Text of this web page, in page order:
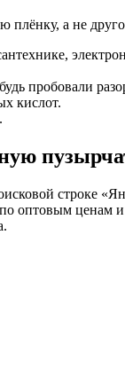
плёнку, а не
пробовали
кислот.
строке
оптовым ценам